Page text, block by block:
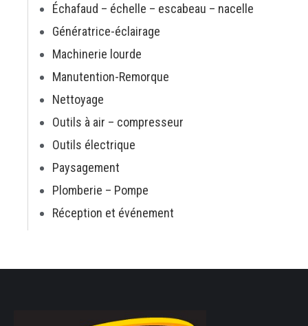
Échafaud – échelle – escabeau – nacelle
Génératrice-éclairage
Machinerie lourde
Manutention-Remorque
Nettoyage
Outils à air – compresseur
Outils électrique
Paysagement
Plomberie – Pompe
Réception et événement